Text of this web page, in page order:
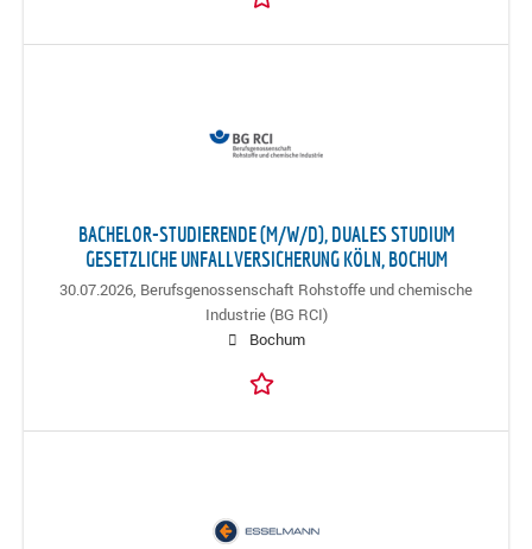
BACHELOR-STUDIERENDE (M/W/D), DUALES STUDIUM
GESETZLICHE UNFALLVERSICHERUNG KÖLN, BOCHUM
30.07.2026, Berufsgenossenschaft Rohstoffe und chemische
Industrie (BG RCI)
Bochum